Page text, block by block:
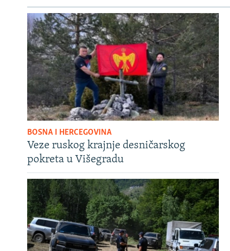
BOSNA I HERCEGOVINA
Veze ruskog krajnje desničarskog
pokreta u Višegradu